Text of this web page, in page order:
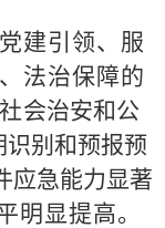
党建引领、服
法治保障的
会治安和公
识别和预报预
应急能力显著
明显提高。